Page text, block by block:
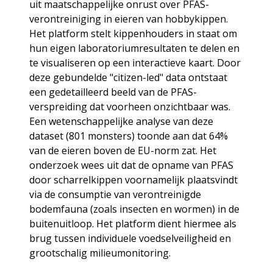
uit maatschappelijke onrust over PFAS-
verontreiniging in eieren van hobbykippen.
Het platform stelt kippenhouders in staat om
hun eigen laboratoriumresultaten te delen en
te visualiseren op een interactieve kaart. Door
deze gebundelde "citizen-led" data ontstaat
een gedetailleerd beeld van de PFAS-
verspreiding dat voorheen onzichtbaar was.
Een wetenschappelijke analyse van deze
dataset (801 monsters) toonde aan dat 64%
van de eieren boven de EU-norm zat. Het
onderzoek wees uit dat de opname van PFAS
door scharrelkippen voornamelijk plaatsvindt
via de consumptie van verontreinigde
bodemfauna (zoals insecten en wormen) in de
buitenuitloop. Het platform dient hiermee als
brug tussen individuele voedselveiligheid en
grootschalig milieumonitoring.